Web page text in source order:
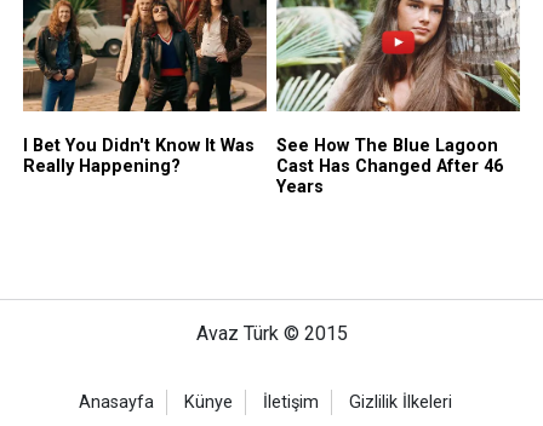
Avaz Türk © 2015
Anasayfa Künye İletişim Gizlilik İlkeleri